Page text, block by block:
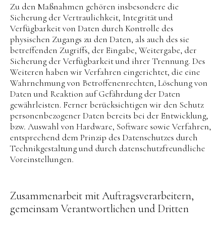
Zu den Maßnahmen gehören insbesondere die
Sicherung der Vertraulichkeit, Integrität und
Verfügbarkeit von Daten durch Kontrolle des
physischen Zugangs zu den Daten, als auch des sie
betreffenden Zugriffs, der Eingabe, Weitergabe, der
Sicherung der Verfügbarkeit und ihrer Trennung. Des
Weiteren haben wir Verfahren eingerichtet, die eine
Wahrnehmung von Betroffenenrechten, Löschung von
Daten und Reaktion auf Gefährdung der Daten
gewährleisten. Ferner berücksichtigen wir den Schutz
personenbezogener Daten bereits bei der Entwicklung,
bzw. Auswahl von Hardware, Software sowie Verfahren,
entsprechend dem Prinzip des Datenschutzes durch
Technikgestaltung und durch datenschutzfreundliche
Voreinstellungen.
Zusammenarbeit mit Auftragsverarbeitern,
gemeinsam Verantwortlichen und Dritten